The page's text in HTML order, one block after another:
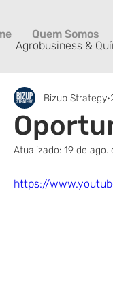
Quem Somos
Agrobusiness &
Avançada
Bizup Strategy
Atualizado: 19 de ago.
https://